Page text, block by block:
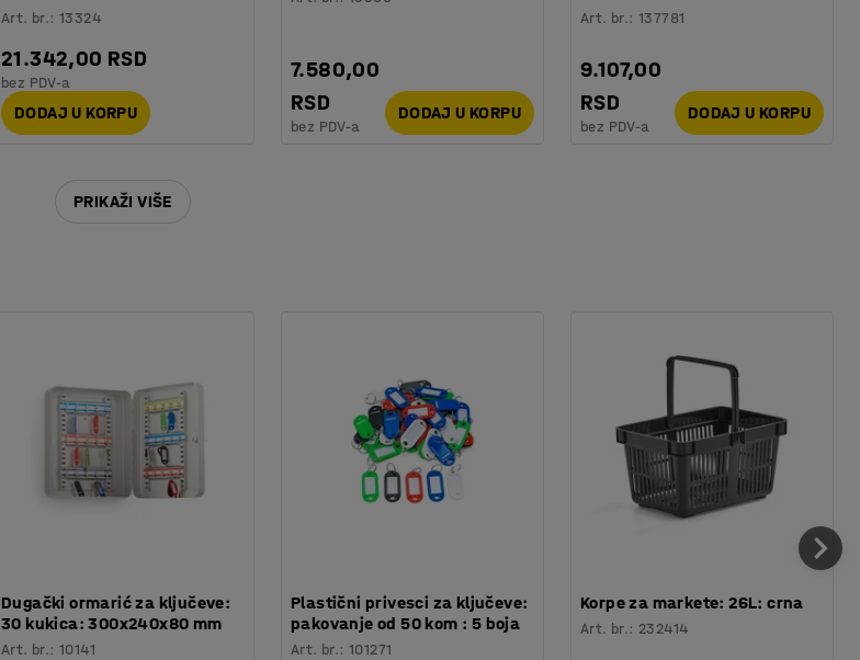
Art. br.:13324
21.342,00 RSD
bez PDV-a
DODAJ U KORPU
7.580,00
RSD
bez PDV-a
DODAJ U KORPU
Art. br.:137781
9.107,00
RSD
bez PDV-a
DODAJ U KORPU
PRIKAŽI VIŠE
Dugački ormarić za ključeve:
30 kukica: 300x240x80 mm
Art. br.:10141
Plastični privesci za ključeve:
pakovanje od 50 kom : 5 boja
Art. br.:101271
Korpe za markete: 26L: crna
Art. br.: 232414